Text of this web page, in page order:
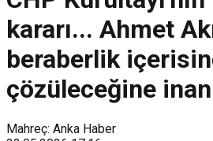
kararı... Ahmet
beraberlik
çözüleceğine
Mahreç: Anka Haber